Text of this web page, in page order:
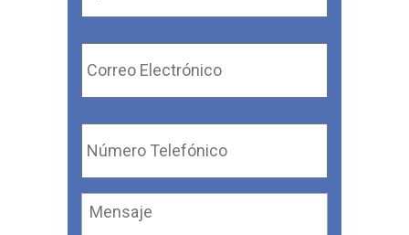
Correo
Electrónico *
Número
Telefónico *
Mensaje